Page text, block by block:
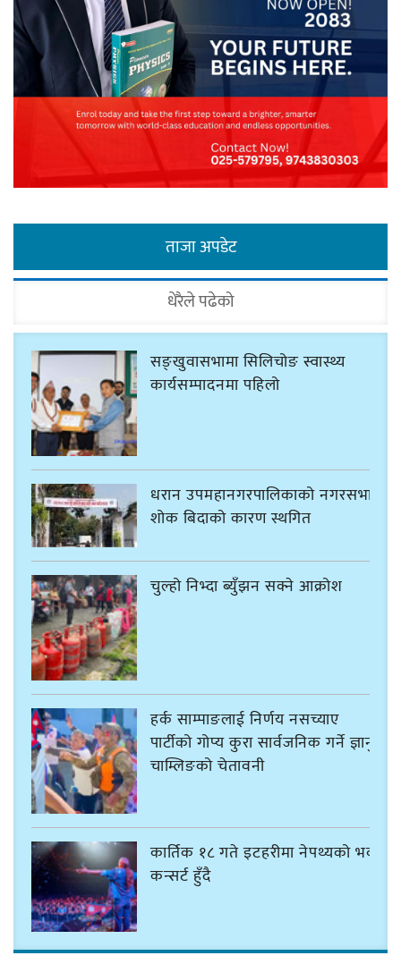
ताजा अपडेट
धेरैले पढेको
सङ्खुवासभामा सिलिचोङ स्वास्थ्य
कार्यसम्पादनमा पहिलो
धरान उपमहानगरपालिकाको नगरसभा
शोक बिदाको कारण स्थगित
चुल्हो निभ्दा ब्युँझन सक्ने आक्रोश
हर्क साम्पाङलाई निर्णय नसच्याए
पार्टीको गोप्य कुरा सार्वजनिक गर्ने ज्ञानु
चाम्लिङको चेतावनी
कार्तिक १८ गते इटहरीमा नेपथ्यको भव्य
कन्सर्ट हुँदै